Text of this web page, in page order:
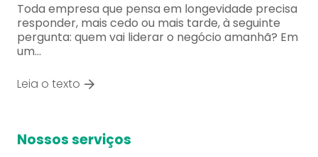
Toda empresa que pensa em longevidade precisa
responder, mais cedo ou mais tarde, à seguinte
pergunta: quem vai liderar o negócio amanhã? Em
um…
Leia o texto
Nossos serviços